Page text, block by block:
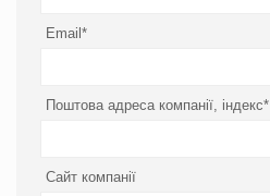
Email*
Поштова адреса компанії, індекс*
Сайт компанії